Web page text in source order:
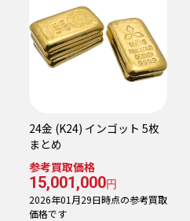
24金 (K24) インゴット 5枚
まとめ
参考買取価格
15,001,000円
2026年01月29日時点の参考買取
価格です